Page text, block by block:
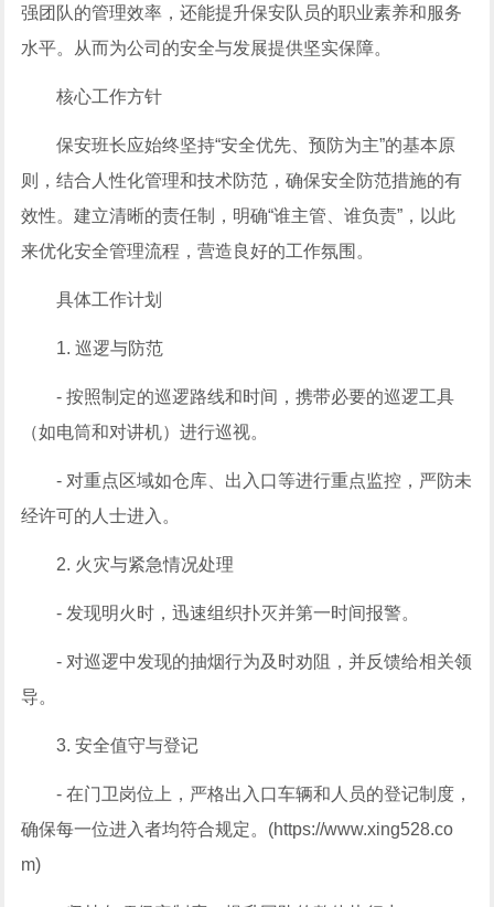
强团队的管理效率，还能提升保安队员的职业素养和服务
水平。从而为公司的安全与发展提供坚实保障。
核心工作方针
保安班长应始终坚持“安全优先、预防为主”的基本原
则，结合人性化管理和技术防范，确保安全防范措施的有
效性。建立清晰的责任制，明确“谁主管、谁负责”，以此
来优化安全管理流程，营造良好的工作氛围。
具体工作计划
1. 巡逻与防范
- 按照制定的巡逻路线和时间，携带必要的巡逻工具
（如电筒和对讲机）进行巡视。
- 对重点区域如仓库、出入口等进行重点监控，严防未
经许可的人士进入。
2. 火灾与紧急情况处理
- 发现明火时，迅速组织扑灭并第一时间报警。
- 对巡逻中发现的抽烟行为及时劝阻，并反馈给相关领
导。
3. 安全值守与登记
- 在门卫岗位上，严格出入口车辆和人员的登记制度，
确保每一位进入者均符合规定。(https://www.xing528.co
m)